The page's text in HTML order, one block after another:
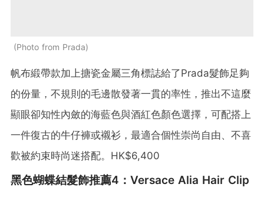
Photo from Prada
帆布緞帶款加上搪瓷金屬三角標誌給了Prada髮飾足夠
的份量，不規則的毛邊散發著一貫的率性，推出不這麼
顯眼卻知性內斂的海藍色與酒紅色顏色選擇，可配搭上
一件復古的牛仔褲或襯衫，最適合個性崇尚自由、不喜
歡被約束時尚迷搭配。HK$6,400
黑色蝴蝶結髮飾推薦4：Versace Alia Hair Clip